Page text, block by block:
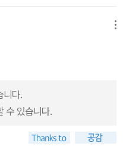
보여 지는 모습과 스스로 느끼
다. 표면적으로 나는 평온한
졌다. 누군가 내게‘착한 아이
구나.(p31)’라며 위로를 해
은 없다. 항상 나쁜 사람도
있지.(p91)’‘삶은 말로 쓰는
가 무얼 생각하는지는 중요하
것만으로 죄책감이 느껴지
로 내 자신을 망가뜨리지 않
. 뻔한 얘기를 뻔하지 않게 해
다. 할머니와 엄마가 코너에
을 말하는 마지막 부분에 이르
.진실을 말하는 것은 결코 쉽
의 짐은 덜어진다. 자신의 고
숨겨왔던 그리고 숨기고 싶어
입된 삽화가 매력적인 책의
한 즐거움이겠죠
니다.
수 있습니다.